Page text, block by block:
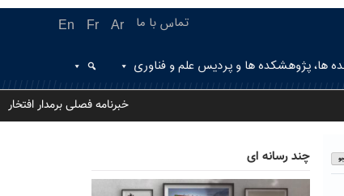
En Fr Ar تماس با ما
ها، پژوهشکده ها و پردیس علم و فناوری
خبرنامه فصلی برمدار افتخار
چند رسانه ای